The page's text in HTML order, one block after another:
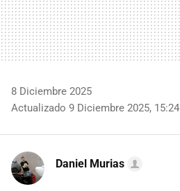
8 Diciembre 2025
Actualizado 9 Diciembre 2025, 15:24
Daniel Murias